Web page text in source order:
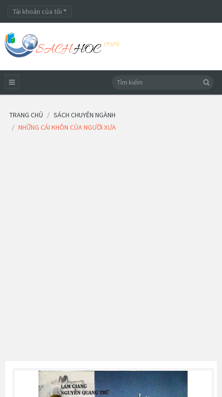
Tài khoản của tôi
TRANG CHỦ
SÁCH CHUYÊN NGÀNH
NHỮNG CÁI KHÔN CỦA NGƯỜI XƯA